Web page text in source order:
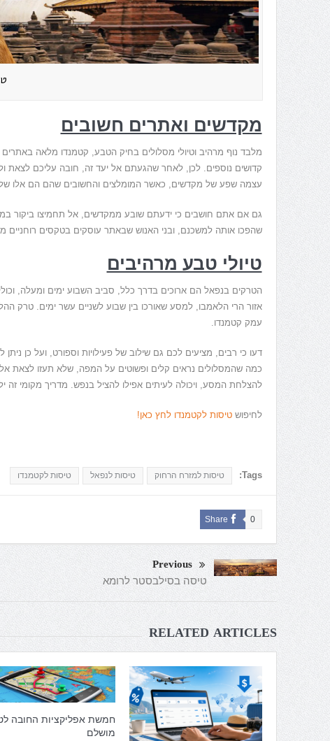
מקדשים ואתרים חשובים
מלבד נוף מרהיב וטיולי מסלולים בחיק הטבע, קטמנדו מלאה
קדושים נוספים. לכן, לאחר שהגעתם אל יעד זה, חובה עליכם לצאת
עצמה שפע של מקדשים, כאשר המומלצים והחשובים שהם הם אלו
גם אם אתם חושבים כי ידעתם שובע ממקדשים, אל תחמיצו ביקור
שהפכו אותה למשכנם, ובני האנוש שבאתר עוסקים בטקסים רוחניים
טיולי טבע מרהיבים
הטרקים בנפאל הם ארוכים בדרך כלל, סביב השבוע ימים ומעלה,
אזור הרי הלאמבו, למסע שאורכו בין שבוע לשניים עשר ימים. טרק
עמק קטמנדו.
דעו כי רבים, מציעים לכם גם שילוב של פעילויות וספורט, ועל כן
כמה שהמסלולים נראים קלים ופשוטים על המפה, שלא תעזו לצאת
להצלחת המסע, ויכולה לעיתים אפילו להציל בנפש. מדריך מקומי
לחיפושטיסות לקטמנדו לחץ כאן!
Tags: טיסות למזרח הרחוק טיסות לנפאל טיסות לקטמנדו
Share 0
Previous
טיסה בסילבסטר לרומא
RELATED ARTICLES
חמשת אפליקציות החובה
מושלם